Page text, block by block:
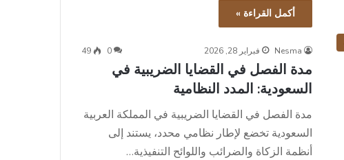
أكمل القراءة »
Nesma فبراير 28, 2026 0
49
مدة الفصل في القضايا الضريبية في
السعودية: المدد النظامية
مدة الفصل في القضايا الضريبية في المملكة العربية
السعودية تخضع لإطار نظامي محدد، يستند إلى
أنظمة الزكاة والضرائب واللوائح التنفيذية…